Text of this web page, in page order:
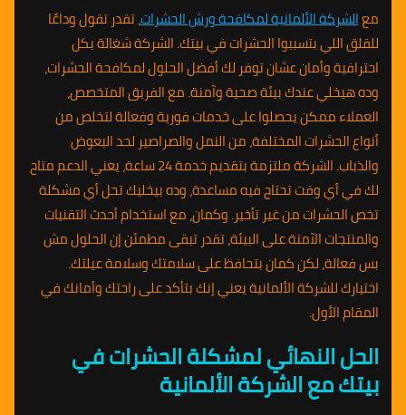
معالشركة الألمانية لمكافحة ورش الحشرات، تقدر تقول وداعًا
للقلق اللي بتسببوا الحشرات في بيتك. الشركة شغالة بكل
احترافية وأمان عشان توفر لك أفضل الحلول لمكافحة الحشرات،
وده هيخلي عندك بيئة صحية وآمنة. مع الفريق المتخصص،
العملاء ممكن يحصلوا على خدمات فورية وفعالة لتخلص من
أنواع الحشرات المختلفة، من النمل والصراصير لحد البعوض
والذباب. الشركة ملتزمة بتقديم خدمة 24 ساعة، يعني الدعم متاح
لك في أي وقت تحتاج فيه مساعدة، وده بيخليك تحل أي مشكلة
تخص الحشرات من غير تأخير. وكمان، مع استخدام أحدث التقنيات
والمنتجات الآمنة على البيئة، تقدر تبقى مطمئن إن الحلول مش
بس فعالة، لكن كمان بتحافظ على سلامتك وسلامة عيلتك.
اختيارك للشركة الألمانية يعني إنك بتأكد على راحتك وأمانك في
المقام الأول.
الحل النهائي لمشكلة الحشرات في
بيتك مع الشركة الألمانية